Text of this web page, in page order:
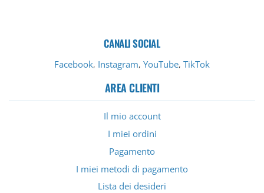
CANALI SOCIAL
Facebook, Instagram, YouTube, TikTok
AREA CLIENTI
Il mio account
I miei ordini
Pagamento
I miei metodi di pagamento
Lista dei desideri